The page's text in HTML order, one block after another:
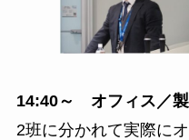
14:40～ オフィス／
2班に分かれて実際に